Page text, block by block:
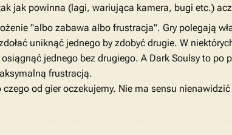
jak powinna (lagi, wariująca kamera, bugi etc.)
"albo zabawa albo frustracja". Gry polegają
uniknąć jednego by zdobyć drugie. W
jednego bez drugiego. A Dark Soulsy to po
frustracją.
od gier oczekujemy. Nie ma sensu